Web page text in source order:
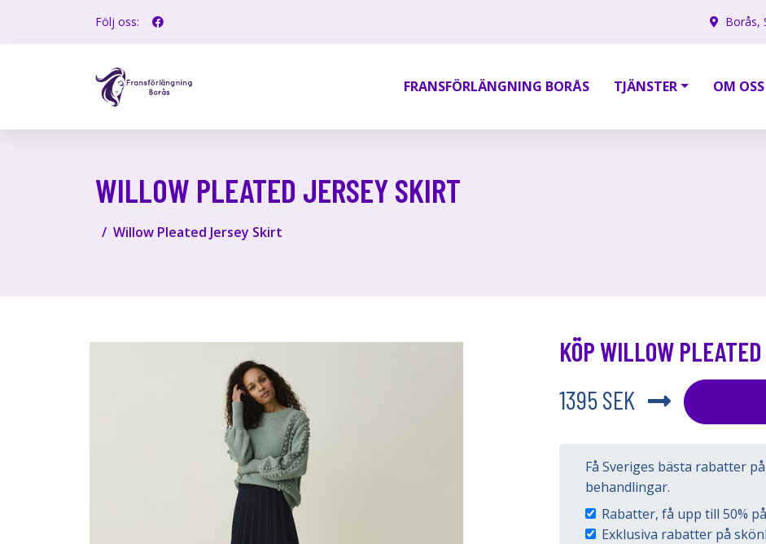
Följ oss: Borås,
FRANSFÖRLÄNGNING BORÅS TJÄNSTER OM OSS
WILLOW PLEATED JERSEY SKIRT
Willow Pleated Jersey Skirt
KÖP WILLOW
1395 SEK
Få Sveriges bästa rabatter
behandlingar.
Rabatter, få upp till 50%
Exklusiva rabatter på